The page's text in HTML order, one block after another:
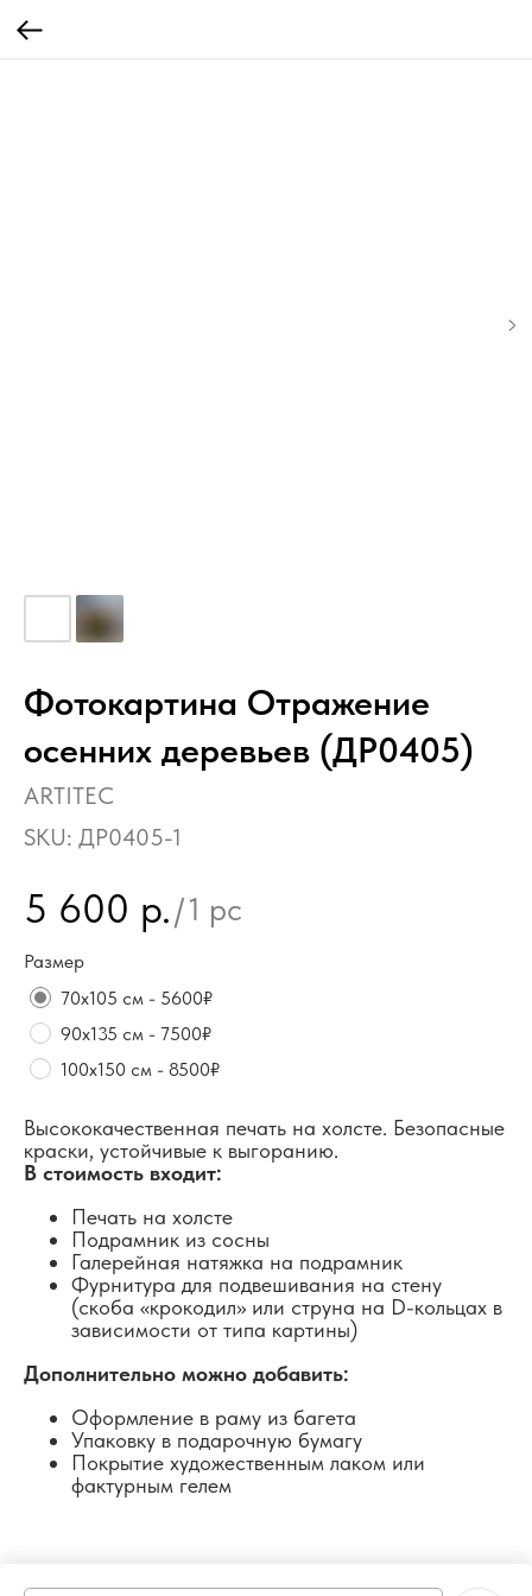
Фотокартина Отражение
осенних деревьев (ДР0405)
ARTITEC
SKU: ДР0405-1
5 600 р./1 pc
Размер
70х105 см - 5600₽
90х135 см - 7500₽
100х150 см - 8500₽
Высококачественная печать на холсте. Безопасные
краски, устойчивые к выгоранию.
В стоимость входит:
Печать на холсте
Подрамник из сосны
Галерейная натяжка на подрамник
Фурнитура для подвешивания на стену
(скоба «крокодил» или струна на D-кольцах в
зависимости от типа картины)
Дополнительно можно добавить:
Оформление в раму из багета
Упаковку в подарочную бумагу
Покрытие художественным лаком или
фактурным гелем